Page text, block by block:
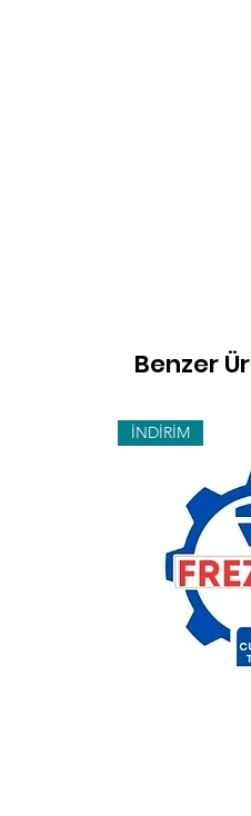
Benzer
İNDİRİM